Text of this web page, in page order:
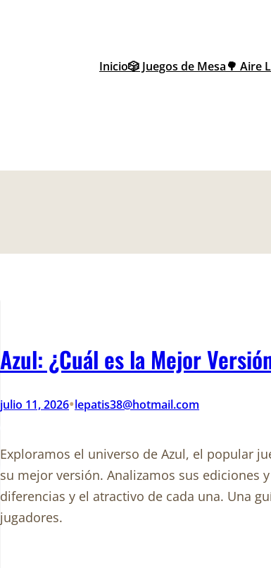
Inicio🎲 Juegos de Mesa🌳 Aire
Azul: ¿Cuál es la Mejor
julio 11, 2026•lepatis38@hotmail.com
Exploramos el universo de Azul, el popular
su mejor versión. Analizamos sus ediciones
diferencias y el atractivo de cada una. Una
jugadores.